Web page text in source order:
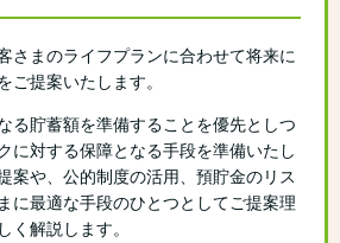
さまのライフプランに合わせて将来に
ご提案いたします。
る貯蓄額を準備することを優先としつ
に対する保障となる手段を準備いたし
案や、公的制度の活用、預貯金のリス
に最適な手段のひとつとしてご提案理
く解説します。